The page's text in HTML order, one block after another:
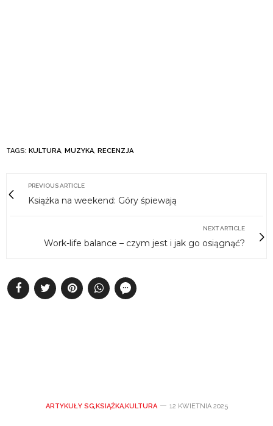
TAGS: KULTURA, MUZYKA, RECENZJA
PREVIOUS ARTICLE
Książka na weekend: Góry śpiewają
NEXT ARTICLE
Work-life balance – czym jest i jak go osiągnąć?
ARTYKUŁY SG,KSIĄŻKA,KULTURA 12 KWIETNIA 2025